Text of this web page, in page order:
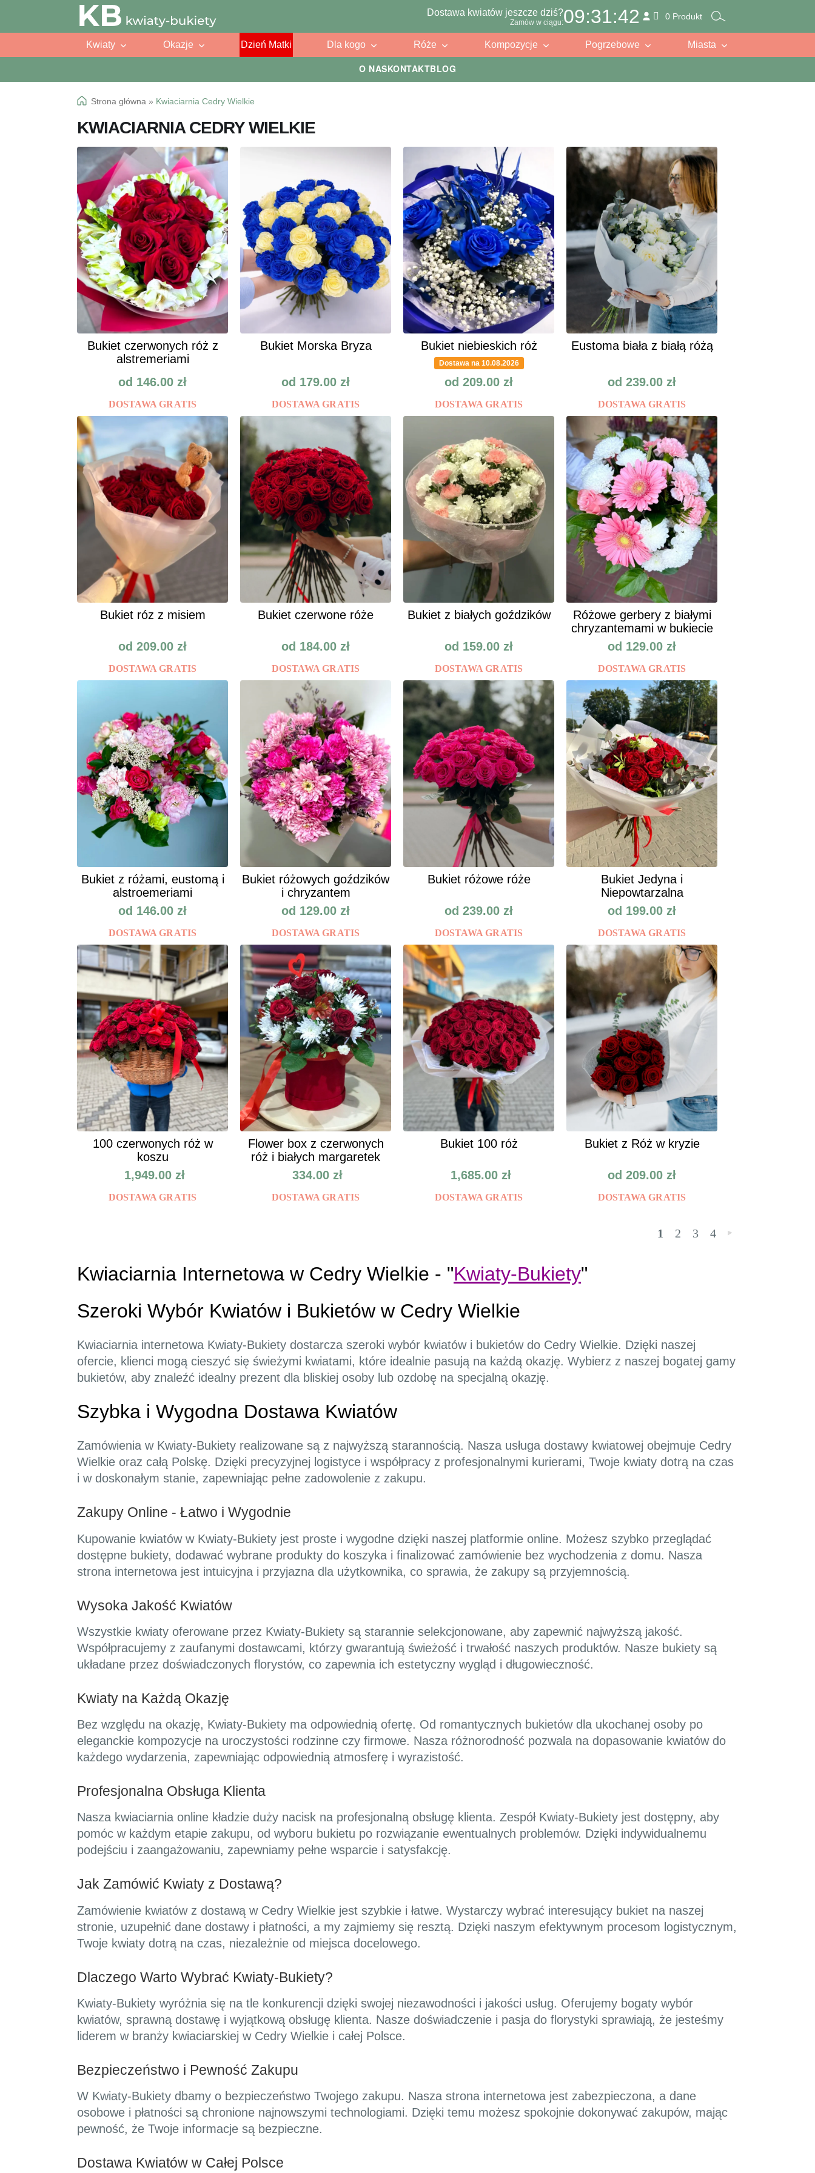
O NASKONTAKTBLOG
Przejdź
do
Przejdź
do
Dostawa kwiatów jeszcze dziś?
Zamów w ciągu:09:31:40 0 Produkt
Kwiaty Okazje Dzień Matki Dla kogo Róże Kompozycje Pogrzebowe Miasta
Strona główna » Kwiaciarnia Cedry Wielkie
KWIACIARNIA CEDRY WIELKIE
Bukiet czerwonych róż z
alstremeriami
od 146.00 zł
DOSTAWA GRATIS
Bukiet Morska Bryza
od 179.00 zł
DOSTAWA GRATIS
Bukiet niebieskich róż
Dostawa na 10.08.2026
od 209.00 zł
DOSTAWA GRATIS
Eustoma biała z białą różą
od 239.00 zł
DOSTAWA GRATIS
Bukiet róz z misiem
od 209.00 zł
DOSTAWA GRATIS
Bukiet czerwone róże
od 184.00 zł
DOSTAWA GRATIS
Bukiet z białych goździków
od 159.00 zł
DOSTAWA GRATIS
Różowe gerbery z białymi
chryzantemami w bukiecie
od 129.00 zł
DOSTAWA GRATIS
Bukiet z różami, eustomą i
alstroemeriami
od 146.00 zł
DOSTAWA GRATIS
Bukiet różowych goździków
i chryzantem
od 129.00 zł
DOSTAWA GRATIS
Bukiet różowe róże
od 239.00 zł
DOSTAWA GRATIS
Bukiet Jedyna i
Niepowtarzalna
od 199.00 zł
DOSTAWA GRATIS
100 czerwonych róż w
koszu
1,949.00 zł
DOSTAWA GRATIS
Flower box z czerwonych
róż i białych margaretek
334.00 zł
DOSTAWA GRATIS
Bukiet 100 róż
1,685.00 zł
DOSTAWA GRATIS
Bukiet z Róż w kryzie
od 209.00 zł
DOSTAWA GRATIS
1 2 3 4 »
Kwiaciarnia Internetowa w Cedry Wielkie - "Kwiaty-Bukiety"
Szeroki Wybór Kwiatów i Bukietów w Cedry Wielkie
Kwiaciarnia internetowa Kwiaty-Bukiety dostarcza szeroki wybór kwiatów i bukietów do Cedry Wielkie. Dzięki naszej
ofercie, klienci mogą cieszyć się świeżymi kwiatami, które idealnie pasują na każdą okazję. Wybierz z naszej bogatej gamy
bukietów, aby znaleźć idealny prezent dla bliskiej osoby lub ozdobę na specjalną okazję.
Szybka i Wygodna Dostawa Kwiatów
Zamówienia w Kwiaty-Bukiety realizowane są z najwyższą starannością. Nasza usługa dostawy kwiatowej obejmuje Cedry
Wielkie oraz całą Polskę. Dzięki precyzyjnej logistyce i współpracy z profesjonalnymi kurierami, Twoje kwiaty dotrą na czas
i w doskonałym stanie, zapewniając pełne zadowolenie z zakupu.
Zakupy Online - Łatwo i Wygodnie
Kupowanie kwiatów w Kwiaty-Bukiety jest proste i wygodne dzięki naszej platformie online. Możesz szybko przeglądać
dostępne bukiety, dodawać wybrane produkty do koszyka i finalizować zamówienie bez wychodzenia z domu. Nasza
strona internetowa jest intuicyjna i przyjazna dla użytkownika, co sprawia, że zakupy są przyjemnością.
Wysoka Jakość Kwiatów
Wszystkie kwiaty oferowane przez Kwiaty-Bukiety są starannie selekcjonowane, aby zapewnić najwyższą jakość.
Współpracujemy z zaufanymi dostawcami, którzy gwarantują świeżość i trwałość naszych produktów. Nasze bukiety są
układane przez doświadczonych florystów, co zapewnia ich estetyczny wygląd i długowieczność.
Kwiaty na Każdą Okazję
Bez względu na okazję, Kwiaty-Bukiety ma odpowiednią ofertę. Od romantycznych bukietów dla ukochanej osoby po
eleganckie kompozycje na uroczystości rodzinne czy firmowe. Nasza różnorodność pozwala na dopasowanie kwiatów do
każdego wydarzenia, zapewniając odpowiednią atmosferę i wyrazistość.
Profesjonalna Obsługa Klienta
Nasza kwiaciarnia online kładzie duży nacisk na profesjonalną obsługę klienta. Zespół Kwiaty-Bukiety jest dostępny, aby
pomóc w każdym etapie zakupu, od wyboru bukietu po rozwiązanie ewentualnych problemów. Dzięki indywidualnemu
podejściu i zaangażowaniu, zapewniamy pełne wsparcie i satysfakcję.
Jak Zamówić Kwiaty z Dostawą?
Zamówienie kwiatów z dostawą w Cedry Wielkie jest szybkie i łatwe. Wystarczy wybrać interesujący bukiet na naszej
stronie, uzupełnić dane dostawy i płatności, a my zajmiemy się resztą. Dzięki naszym efektywnym procesom logistycznym,
Twoje kwiaty dotrą na czas, niezależnie od miejsca docelowego.
Dlaczego Warto Wybrać Kwiaty-Bukiety?
Kwiaty-Bukiety wyróżnia się na tle konkurencji dzięki swojej niezawodności i jakości usług. Oferujemy bogaty wybór
kwiatów, sprawną dostawę i wyjątkową obsługę klienta. Nasze doświadczenie i pasja do florystyki sprawiają, że jesteśmy
liderem w branży kwiaciarskiej w Cedry Wielkie i całej Polsce.
Bezpieczeństwo i Pewność Zakupu
W Kwiaty-Bukiety dbamy o bezpieczeństwo Twojego zakupu. Nasza strona internetowa jest zabezpieczona, a dane
osobowe i płatności są chronione najnowszymi technologiami. Dzięki temu możesz spokojnie dokonywać zakupów, mając
pewność, że Twoje informacje są bezpieczne.
Dostawa Kwiatów w Całej Polsce